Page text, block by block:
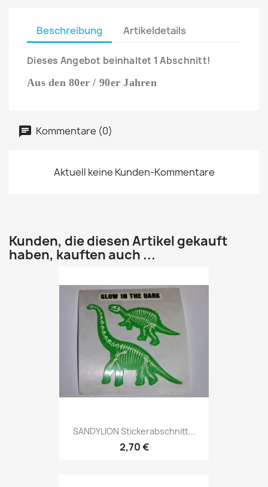
Beschreibung Artikeldetails
Dieses Angebot beinhaltet 1 Abschnitt!
Aus den 80er / 90er Jahren
Kommentare (0)
Aktuell keine Kunden-Kommentare
Kunden, die diesen Artikel gekauft
haben, kauften auch ...
SANDYLION Stickerabschnitt...
2,70 €